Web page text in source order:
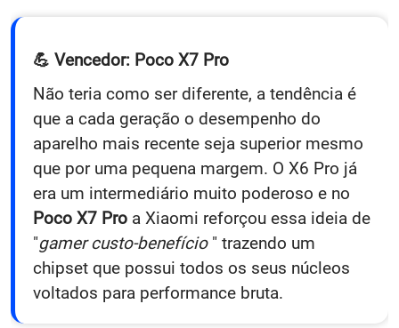
💪 Vencedor: Poco X7 Pro
Não teria como ser diferente, a tendência é
que a cada geração o desempenho do
aparelho mais recente seja superior mesmo
que por uma pequena margem. O X6 Pro já
era um intermediário muito poderoso e no
Poco X7 Pro a Xiaomi reforçou essa ideia de
"gamer custo-benefício" trazendo um
chipset que possui todos os seus núcleos
voltados para performance bruta.